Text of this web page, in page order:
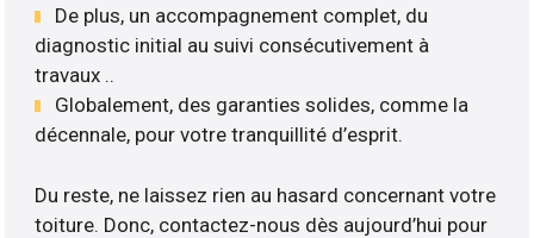
De plus, un accompagnement complet, du
diagnostic initial au suivi consécutivement à
travaux ..
Globalement, des garanties solides, comme la
décennale, pour votre tranquillité d’esprit.
Du reste, ne laissez rien au hasard concernant votre
toiture. Donc, contactez-nous dès aujourd’hui pour